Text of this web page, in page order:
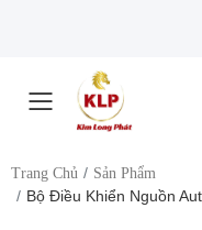
Toggle
Trang Chủ Sản Phẩm
Bộ Điều Khiển Nguồn